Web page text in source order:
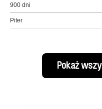
900 dni
Piter
Pokaż